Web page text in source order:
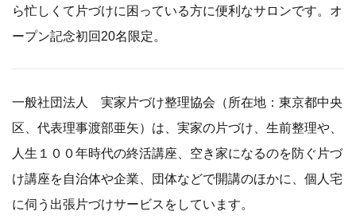
ら忙しくて片づけに困っている方に便利なサロンです。オ
ープン記念初回20名限定。
一般社団法人 実家片づけ整理協会（所在地：東京都中央
区、代表理事渡部亜矢）は、実家の片づけ、生前整理や、
人生１００年時代の終活講座、空き家になるのを防ぐ片づ
け講座を自治体や企業、団体などで開講のほかに、個人宅
に伺う出張片づけサービスをしています。